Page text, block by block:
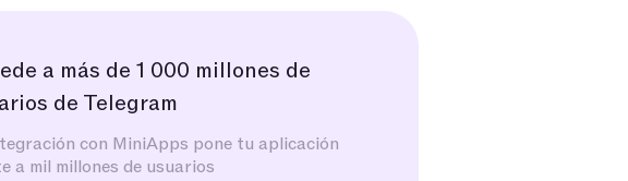
a más de 1 000 millones de
de Telegram
con MiniApps pone tu aplicación
a mil millones de usuarios